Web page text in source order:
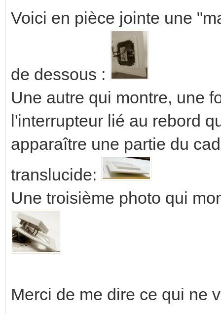
Voici en pièce jointe une
de dessous :
Une autre qui montre, une
l'interrupteur lié au rebord
apparaître une partie du
translucide:
Une troisième photo qui
Merci de me dire ce qui ne